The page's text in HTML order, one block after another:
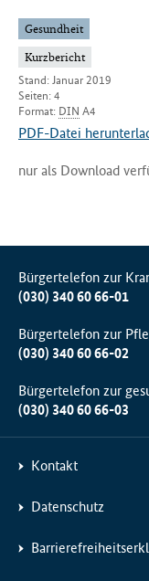
Gesundheit
Kurzbericht
Stand: Januar 2019
Seiten: 4
Format: DIN A4
PDF-Datei
nur als Download
Bürgertelefon zur
(030) 340 60 66-01
Bürgertelefon zur
(030) 340 60 66-02
Bürgertelefon zur
(030) 340 60 66-03
Kontakt
Datenschutz